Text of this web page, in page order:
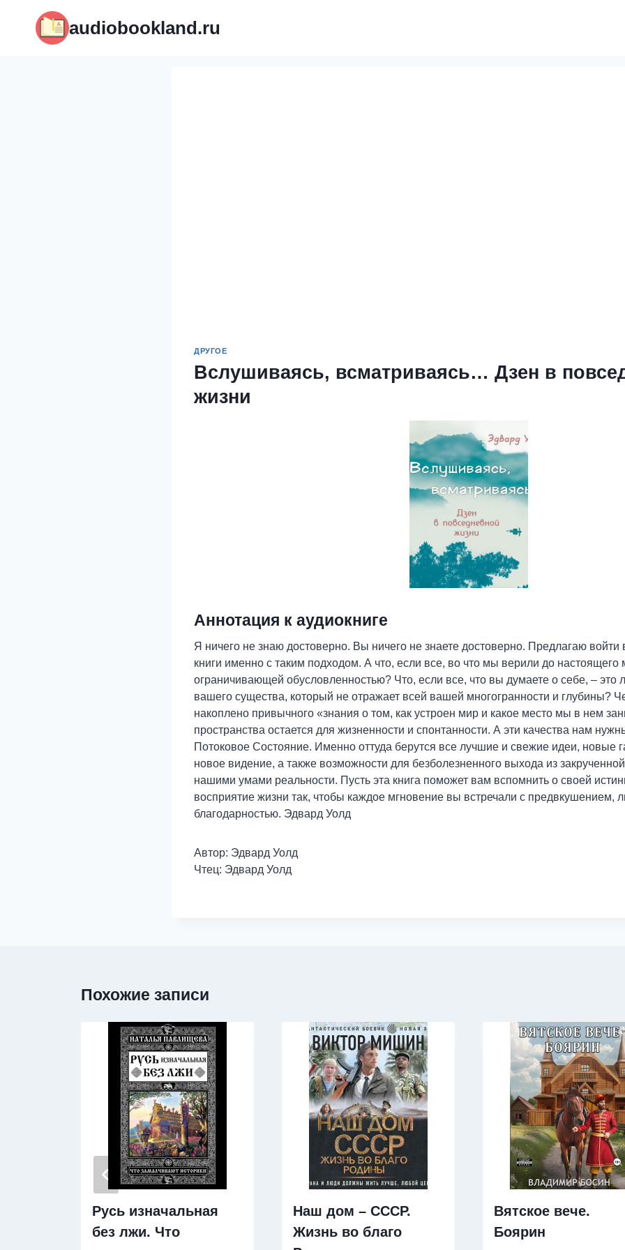
содержимому
audiobookland.ru
ДРУГОЕ
Вслушиваясь, всматриваясь… Дзен в
жизни
Аннотация к аудиокниге
Я ничего не знаю достоверно. Вы ничего не знаете достоверно. Предлагаю войти
книги именно с таким подходом. А что, если все, во что мы верили до
ограничивающей обусловленностью? Что, если все, что вы думаете о себе, – это
вашего существа, который не отражает всей вашей многогранности и глубины?
накоплено привычного «знания о том, как устроен мир и какое место мы в нем
пространства остается для жизненности и спонтанности. А эти качества нам
Потоковое Состояние. Именно оттуда берутся все лучшие и свежие идеи, новые
новое видение, а также возможности для безболезненного выхода из
нашими умами реальности. Пусть эта книга поможет вам вспомнить о своей
восприятие жизни так, чтобы каждое мгновение вы встречали с предвкушением,
благодарностью. Эдвард Уолд
Автор: Эдвард Уолд
Чтец: Эдвард Уолд
Похожие записи
Русь изначальная
без лжи. Что
Наш дом – СССР.
Жизнь во благо
Вятское вече.
Боярин